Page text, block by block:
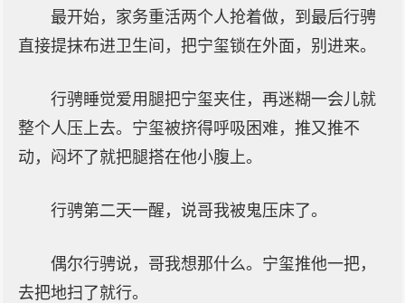
最开始，家务重活两个人抢着做，到最后行骋
直接提抹布进卫生间，把宁玺锁在外面，别进来。
行骋睡觉爱用腿把宁玺夹住，再迷糊一会儿就
整个人压上去。宁玺被挤得呼吸困难，推又推不
动，闷坏了就把腿搭在他小腹上。
行骋第二天一醒，说哥我被鬼压床了。
偶尔行骋说，哥我想那什么。宁玺推他一把，
去把地扫了就行。